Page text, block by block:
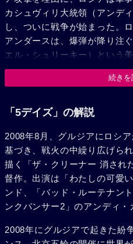
カシュヴィリ大統領（アンデ
し、ついに戦争が始まった。
アンダースは、爆弾が降り注
エル・シュリーキー）という
非武装地帯への空爆を告発し
が、世界の関心は開幕したば
た。そんな中、アンダースと
込んでゆく。そこで彼らは、
犯罪の証拠となる映像を撮影
柄を拘束されてしまう。真実
スは決死の脱出を図るが……
続きを
「5デイズ」の解説
2008年8月、グルジアにロシ
基づき、戦火の中繰り広げら
描く「ザ・クリーナー 消され
督作。出演は「わたしの可愛
ンド、「バッド・ルーテナン
ンクパンサー2」のアンディ・
2008年にグルジアで起きた紛